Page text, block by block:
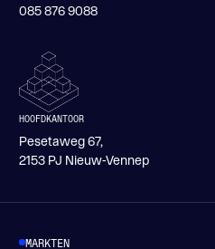
085 876 9088
HOOFDKANTOOR
Pesetaweg 67,
2153 PJ Nieuw-Vennep
MARKTEN